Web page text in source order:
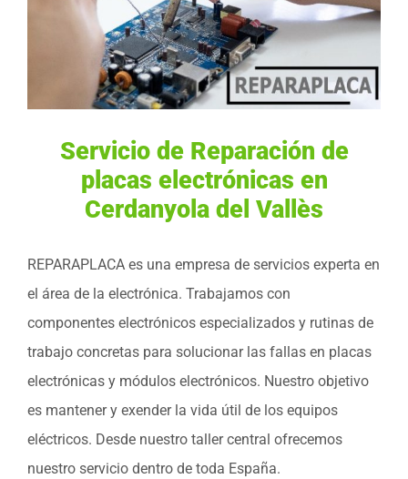
Servicio de Reparación de
placas electrónicas en
Cerdanyola del Vallès
REPARAPLACA es una empresa de servicios experta en
el área de la electrónica. Trabajamos con
componentes electrónicos especializados y rutinas de
trabajo concretas para solucionar las fallas en placas
electrónicas y módulos electrónicos. Nuestro objetivo
es mantener y exender la vida útil de los equipos
eléctricos. Desde nuestro taller central ofrecemos
nuestro servicio dentro de toda España.